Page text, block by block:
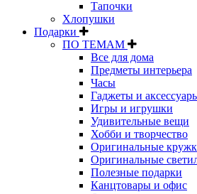
Тапочки
Хлопушки
Подарки
ПО ТЕМАМ
Все для дома
Предметы интерьера
Часы
Гаджеты и
Игры и игрушки
Удивительные вещи
Хобби и творчество
Оригинальные
Оригинальные
Полезные подарки
Канцтовары и офис